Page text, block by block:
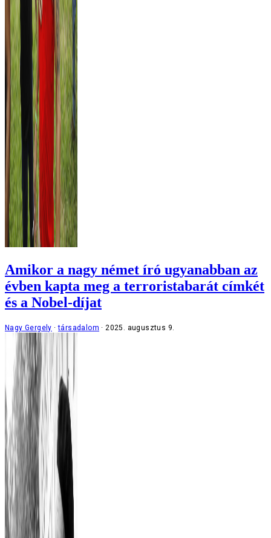
Amikor a nagy német író ugyanabban az
évben kapta meg a terroristabarát címkét
és a Nobel-díjat
Nagy Gergely társadalom 2025. augusztus 9.